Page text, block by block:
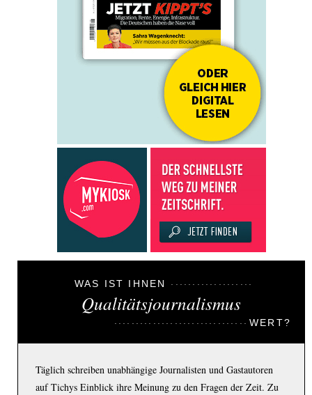
WAS IST IHNEN
Qualitätsjournalismus
WERT?
Täglich schreiben unabhängige Journalisten und Gastautoren
auf Tichys Einblick ihre Meinung zu den Fragen der Zeit. Zu